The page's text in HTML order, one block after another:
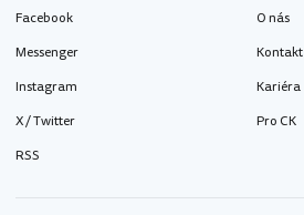
Facebook
Messenger
Instagram
X / Twitter
RSS
O nás
Kontakt
Kariéra
Pro CK